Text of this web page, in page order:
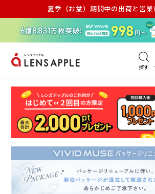
夏季（お盆）期間中の出荷と営業
探す
アキュビュー メダリスト